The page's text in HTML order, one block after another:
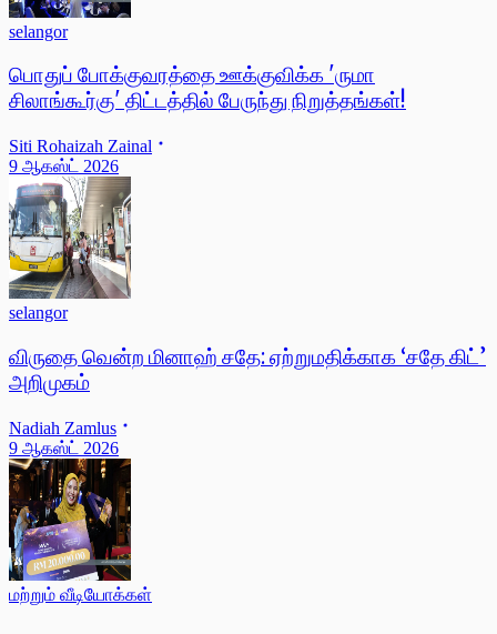
selangor
பொதுப் போக்குவரத்தை ஊக்குவிக்க 'ருமா
சிலாங்கூர்கு' திட்டத்தில் பேருந்து நிறுத்தங்கள்!
Siti Rohaizah Zainal
9 ஆகஸ்ட் 2026
selangor
விருதை வென்ற மினாஹ் சதே: ஏற்றுமதிக்காக ‘சதே கிட்’
அறிமுகம்
Nadiah Zamlus
9 ஆகஸ்ட் 2026
மற்றும் வீடியோக்கள்